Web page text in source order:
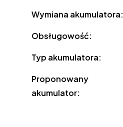
Wymiana akumulatora:
Obsługowość:
Typ akumulatora:
Proponowany
akumulator: